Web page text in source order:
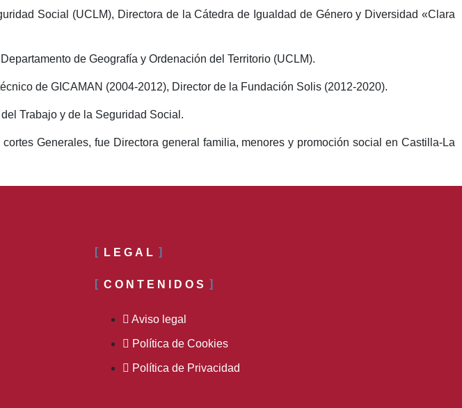
Social (UCLM), Directora de la Cátedra de Igualdad de Género y Diversidad «Clara
de Geografía y Ordenación del Territorio (UCLM).
de GICAMAN (2004-2012), Director de la Fundación Solis (2012-2020).
Trabajo y de la Seguridad Social.
Generales, fue Directora general familia, menores y promoción social en Castilla-La
LEGAL
CONTENIDOS
Aviso legal
Política de Cookies
Política de Privacidad